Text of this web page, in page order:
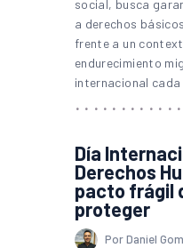
social, busca
a derechos
frente a un
endurecimiento
internacional
Día
Derechos
pacto frágil
proteger
Por Daniel